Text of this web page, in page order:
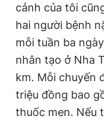
cảnh của tôi
hai người bệnh
mỗi tuần ba
nhân tạo ở Nha
km. Mỗi chuyến
triệu đồng bao
thuốc men. Nếu